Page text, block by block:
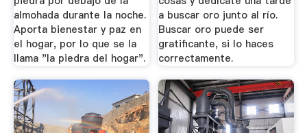
almohada durante la noche.
Aporta bienestar y paz en
el hogar, por lo que se la
llama "la piedra del hogar".
a buscar oro junto al río.
Buscar oro puede ser
gratificante, si lo haces
correctamente.